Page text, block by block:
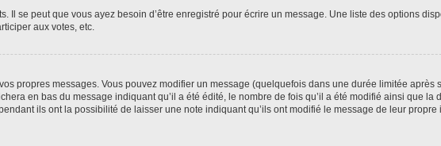
se peut que vous ayez besoin d’être enregistré pour écrire un message. Une liste des options
aux votes, etc.
propres messages. Vous pouvez modifier un message (quelquefois dans une durée limitée
en bas du message indiquant qu’il a été édité, le nombre de fois qu’il a été modifié ainsi que la
ils ont la possibilité de laisser une note indiquant qu’ils ont modifié le message de leur